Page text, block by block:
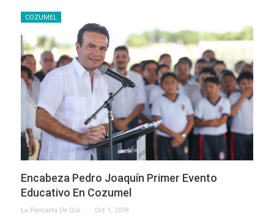
COZUMEL
Encabeza Pedro Joaquín Primer Evento
Educativo En Cozumel
La Pancarta De Quintana Roo Oct 1, 2018